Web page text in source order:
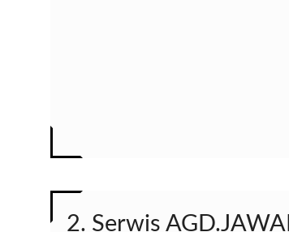
2. Serwis